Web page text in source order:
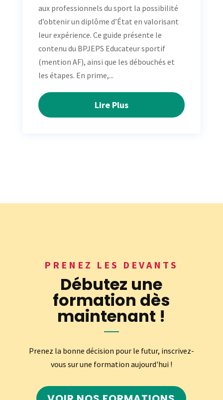
aux professionnels du sport la possibilité
d’obtenir un diplôme d’État en valorisant
leur expérience. Ce guide présente le
contenu du BPJEPS Educateur sportif
(mention AF), ainsi que les débouchés et
les étapes. En prime,...
Lire Plus
PRENEZ LES DEVANTS
Débutez une
formation dès
maintenant !
Prenez la bonne décision pour le futur, inscrivez-
vous sur une formation aujourd'hui !